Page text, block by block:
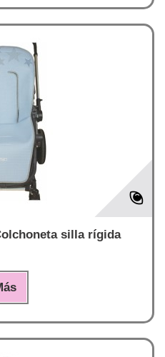
silla rígida